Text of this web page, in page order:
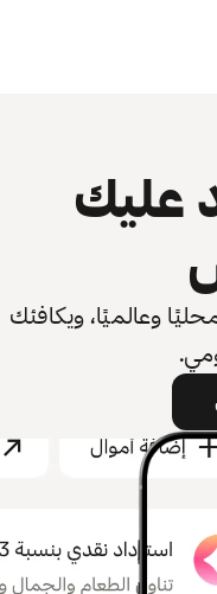
عليك
وعالميًا، ويكافئك